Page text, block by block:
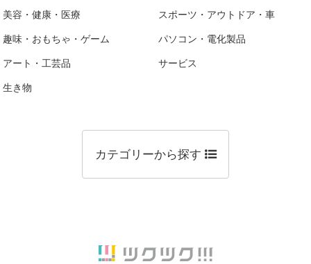
美容・健康・医療 スポーツ・アウトドア・車
趣味・おもちゃ・ゲーム パソコン・電化製品
アート・工芸品 サービス
生き物
カテゴリーから探す